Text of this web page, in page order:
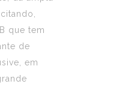
que tem
de
em